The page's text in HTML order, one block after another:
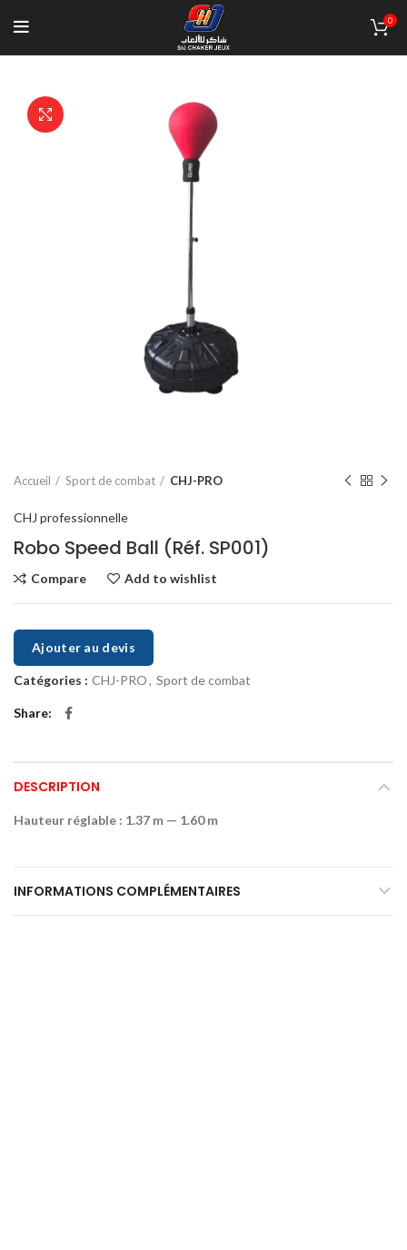
0
Accueil Sport de combat CHJ-PRO
CHJ professionnelle
Robo Speed Ball (Réf. SP001)
Compare Add to wishlist
Ajouter au devis
Catégories : CHJ-PRO, Sport de combat
Share
DESCRIPTION
Hauteur réglable : 1.37 m — 1.60 m
INFORMATIONS COMPLÉMENTAIRES